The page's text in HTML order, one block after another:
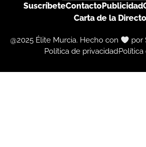
SuscríbeteContactoPublicidad
Carta de la
@2025 Élite Murcia. Hecho con por
Política de privacidad